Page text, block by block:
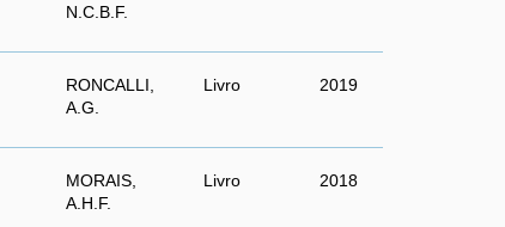
N.C.B.F.
RONCALLI,
A.G.
Livro 2019
MORAIS,
A.H.F.
Livro 2018